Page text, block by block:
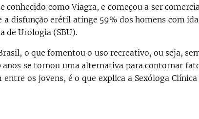
como Viagra, e começou a ser
disfunção erétil atinge 59% dos homens com
de Urologia (SBU).
o que fomentou o uso recreativo, ou seja,
se tornou uma alternativa para contornar
os jovens, é o que explica a Sexóloga